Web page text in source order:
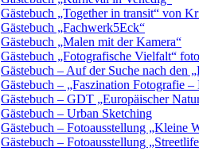
Gästebuch „Together in transit“ von
Gästebuch „Fachwerk5Eck“
Gästebuch „Malen mit der Kamera“
Gästebuch „Fotografische Vielfalt“
Gästebuch – Auf der Suche nach den
Gästebuch – „Faszination Fotografie
Gästebuch – GDT „Europäischer
Gästebuch – Urban Sketching
Gästebuch – Fotoausstellung „Kleine
Gästebuch – Fotoausstellung